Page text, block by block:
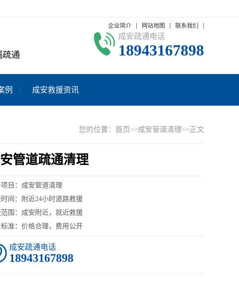
企业简介 网站地图 联系我们
疏通
成安疏通电话
18943167898
例 成安救援资讯
您的位置： 首页>>成安管道清理>>正文
管道疏通清理
目：成安管道清理
间：附近24小时道路救援
围：成安附近，就近救援
标准：价格合理，费用公开
成安疏通电话
18943167898